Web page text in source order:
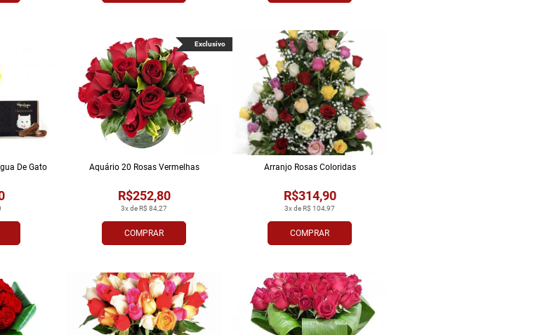
De Gato
COMPRAR
3x de R$ 84,27
R$252,80
Aquário 20 Rosas Vermelhas
Exclusivo
COMPRAR
3x de R$ 104,97
R$314,90
Arranjo Rosas Coloridas